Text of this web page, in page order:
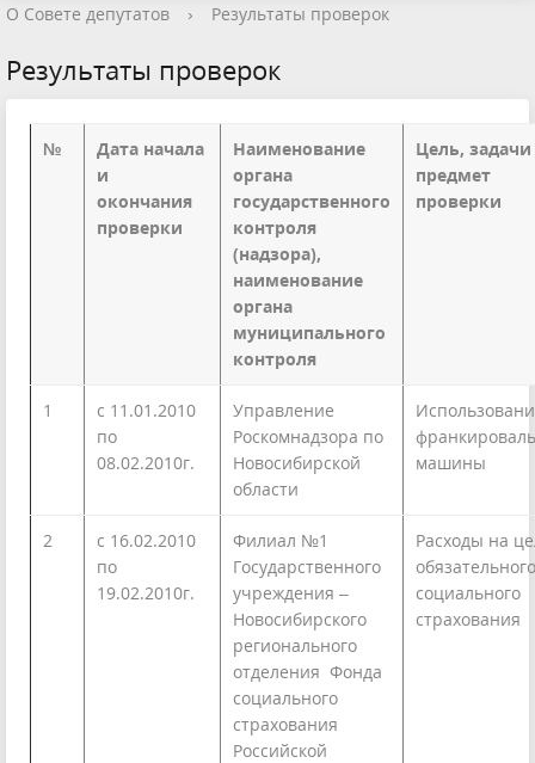
О Совете депутатов › Результаты проверок
Результаты проверок
№
Дата начала
и
окончания
проверки
Наименование
органа
государственного
контроля
(надзора),
наименование
органа
муниципального
контроля
Цель,
предмет
проверки
1
с 11.01.2010
по
08.02.2010г.
Управление
Роскомнадзора по
Новосибирской
области
машины
2
с 16.02.2010
по
19.02.2010г.
Филиал №1
Государственного
учреждения –
Новосибирского
регионального
отделения Фонда
социального
страхования
Российской
Расходы на
обязательного
социального
страхования